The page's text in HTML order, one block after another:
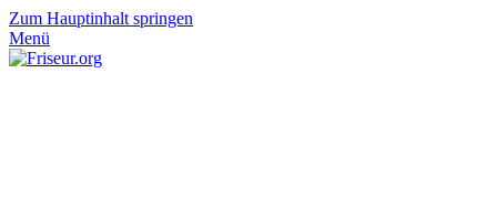
Zum Hauptinhalt springen
Menü